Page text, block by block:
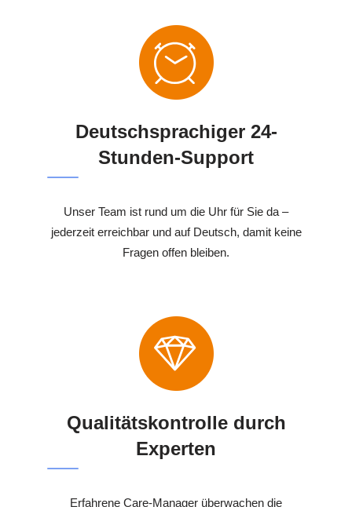
Deutschsprachiger 24-
Stunden-Support
Unser Team ist rund um die Uhr für Sie da –
jederzeit erreichbar und auf Deutsch, damit keine
Fragen offen bleiben.
Qualitätskontrolle durch
Experten
Erfahrene Care-Manager überwachen die